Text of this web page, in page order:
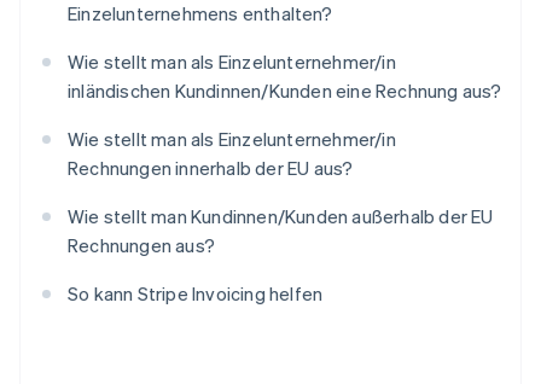
Einzelunternehmens enthalten?
Wie stellt man als Einzelunternehmer/in
inländischen Kundinnen/Kunden eine Rechnung aus?
Wie stellt man als Einzelunternehmer/in
Rechnungen innerhalb der EU aus?
Wie stellt man Kundinnen/Kunden außerhalb der EU
Rechnungen aus?
So kann Stripe Invoicing helfen